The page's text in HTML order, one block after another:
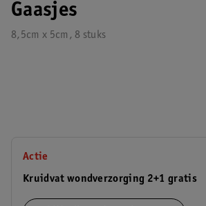
Gaasjes
8,5cm x 5cm, 8 stuks
Actie
Kruidvat wondverzorging 2+1 gratis